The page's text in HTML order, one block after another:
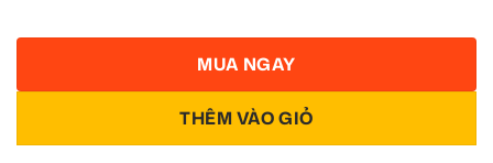
THÊM VÀO GIỎ
MUA NGAY